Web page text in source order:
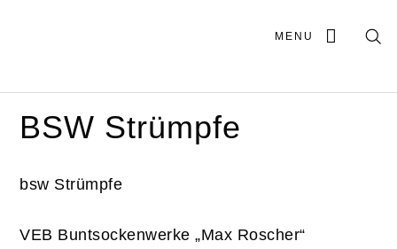
MENU
BSW Strümpfe
bsw Strümpfe
VEB Buntsockenwerke „Max Roscher“